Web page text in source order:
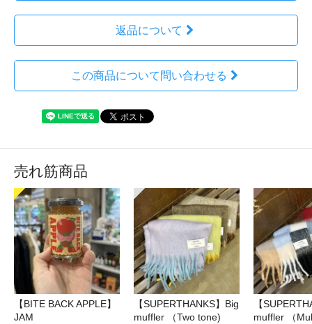
返品について
この商品について問い合わせる
売れ筋商品
【BITE BACK APPLE】
JAM
【SUPERTHANKS】Big
muffler （Two tone)
【
muffler （